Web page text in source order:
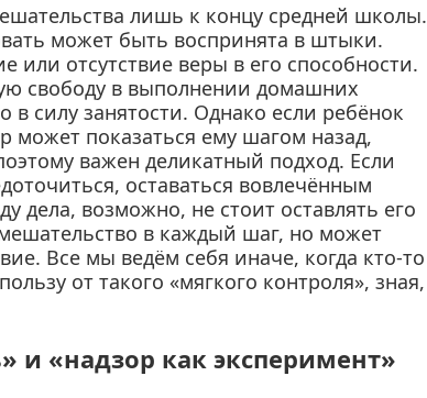
лишь к концу средней школы.
может быть воспринята в штыки.
или отсутствие веры в его способности.
свободу в выполнении домашних
в силу занятости. Однако если ребёнок
может показаться ему шагом назад,
важен деликатный подход. Если
оставаться вовлечённым
дела, возможно, не стоит оставлять его
в каждый шаг, но может
Все мы ведём себя иначе, когда кто-то
от такого «мягкого контроля», зная,
и «надзор как эксперимент»